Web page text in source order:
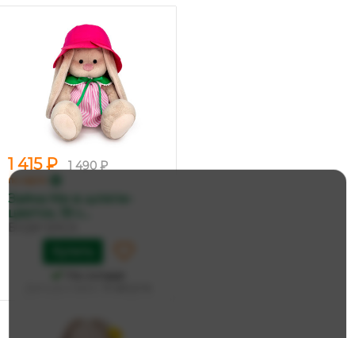
1 415 ₽ 1 490 ₽
по карте
Зайка Ми в шляпе-
цветок, 18 с...